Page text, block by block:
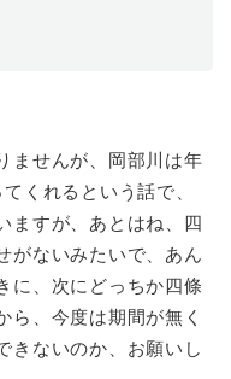
ませんが、岡部川は年
くれるという話で、
ますが、あとはね、四
がないみたいで、あん
に、次にどっちか四條
ら、今度は期間が無く
きないのか、お願いし